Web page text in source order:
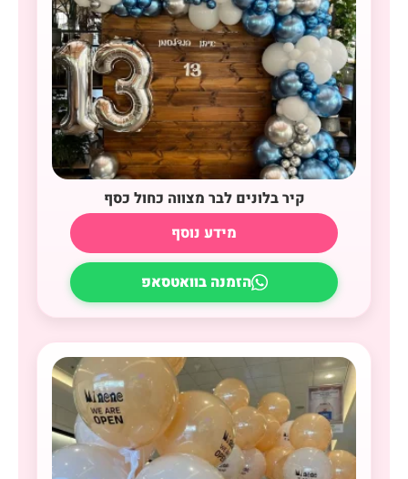
קיר בלונים לבר מצווה כחול כסף
מידע נוסף
הזמנה בוואטסאפ